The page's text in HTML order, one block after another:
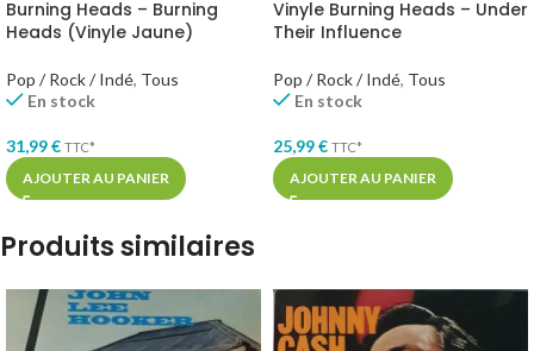
Burning Heads – Burning
Heads (Vinyle Jaune)
Pop / Rock / Indé, Tous
En stock
31,99€ TTC*
AJOUTER AU PANIER
Vinyle Burning Heads – Under
Their Influence
Pop / Rock / Indé, Tous
En stock
25,99€ TTC*
AJOUTER AU PANIER
Produits similaires